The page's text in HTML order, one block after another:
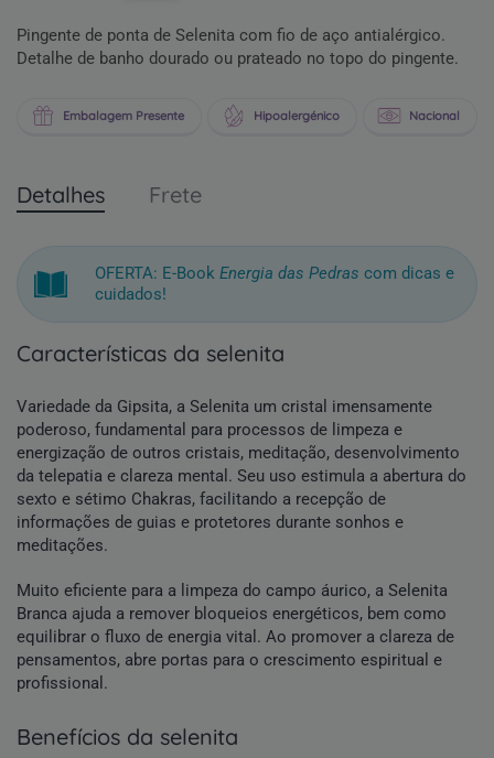
Pingente de ponta de Selenita com fio de aço antialérgico.
Detalhe de banho dourado ou prateado no topo do pingente.
Embalagem Presente Hipoalergénico Nacional
Detalhes Frete
OFERTA: E-BookEnergia das Pedras com dicas e
cuidados!
características da selenita
Variedade da Gipsita, a Selenita um cristal imensamente
poderoso, fundamental para processos de limpeza e
energização de outros cristais, meditação, desenvolvimento
da telepatia e clareza mental. Seu uso estimula a abertura do
sexto e sétimo Chakras, facilitando a recepção de
informações de guias e protetores durante sonhos e
meditações.
Muito eficiente para a limpeza do campo áurico, a Selenita
Branca ajuda a remover bloqueios energéticos, bem como
equilibrar o fluxo de energia vital. Ao promover a clareza de
pensamentos, abre portas para o crescimento espiritual e
profissional.
benefícios da selenita